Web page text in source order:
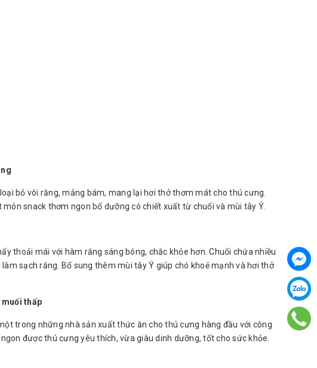
bỏ vôi răng, mảng bám, mang lại hơi thở thơm mát cho thú cưng.
snack thơm ngon bổ dưỡng có chiết xuất từ chuối và mùi tây Ý.
thoải mái với hàm răng sáng bóng, chắc khỏe hơn. Chuối chứa nhiều
sạch răng. Bổ sung thêm mùi tây Ý giúp chó khoẻ mạnh và hơi thở
muối thấp
trong những nhà sản xuất thức ăn cho thú cưng hàng đầu với công
được thú cưng yêu thích, vừa giàu dinh dưỡng, tốt cho sức khỏe.